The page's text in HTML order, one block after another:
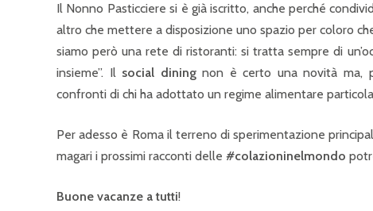
Il Nonno Pasticciere si è già iscritto, anche perché
altro che mettere a disposizione uno spazio per coloro
siamo però una rete di ristoranti: si tratta sempre di
insieme”. Il social diningnon è certo una novità ma,
confronti di chi ha adottato un regime alimentare
Per adesso è Roma il terreno di sperimentazione
magari i prossimi racconti delle #colazioninelmondo
Buone vacanze a tutti!